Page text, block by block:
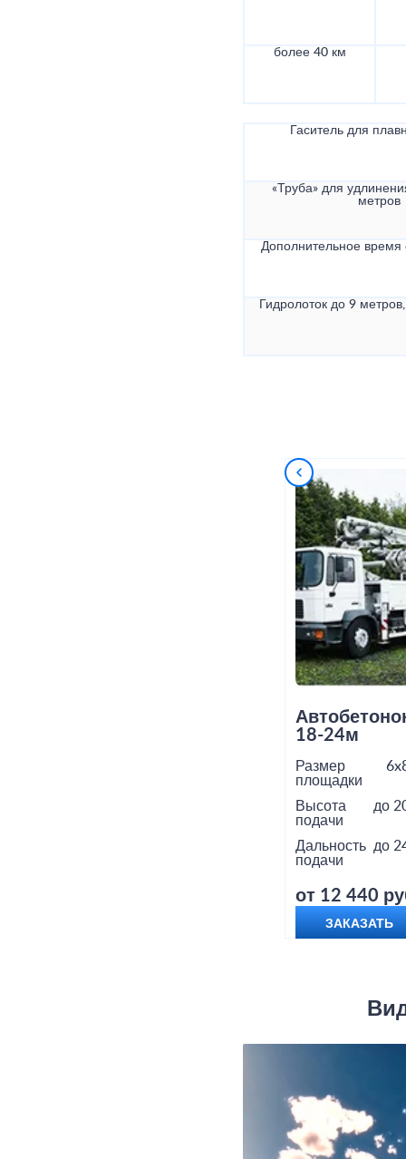
более 40 км
Гаситель для
«Труба» для
метров
Дополнительное
Гидролоток до 9
18-24м
Размер
площадки
Высота
подачи
до
Дальность
подачи
до
от 12 440
ЗАКАЗАТЬ